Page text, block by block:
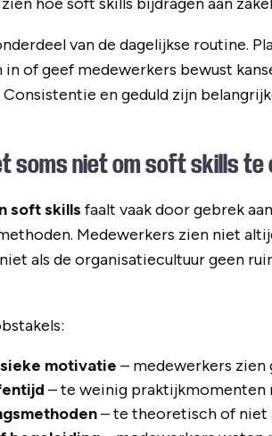
van de dagelijkse routine.
of geef medewerkers bewust
en geduld zijn
soms niet om soft skills te
soft skills faalt vaak door gebrek
Medewerkers zien niet
als de organisatiecultuur geen
motivatie – medewerkers
– te weinig praktijkmomenten
– te theoretisch of niet